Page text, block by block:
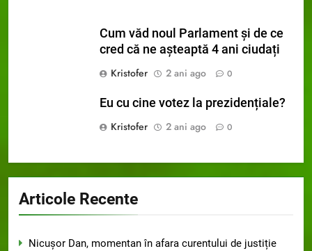
Cum văd noul Parlament și de ce
cred că ne așteaptă 4 ani ciudați
Kristofer
2 ani ago 0
Eu cu cine votez la prezidențiale?
Kristofer
2 ani ago 0
Articole Recente
Nicușor Dan, momentan în afara curentului de justiție